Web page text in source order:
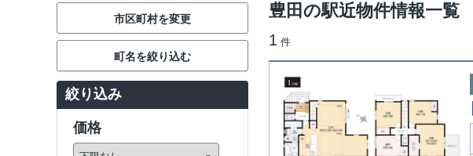
豊田の駅近物件情報一覧
1 件
市区町村を変更
町名を絞り込む
絞り込み
価格